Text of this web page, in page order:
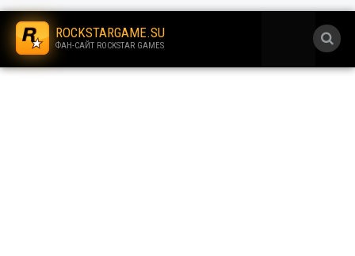
.
ROCKSTARGAME.SU
ФАН-САЙТ ROCKSTAR GAMES
.